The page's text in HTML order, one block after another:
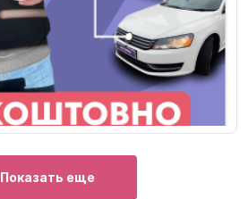
Показать еще